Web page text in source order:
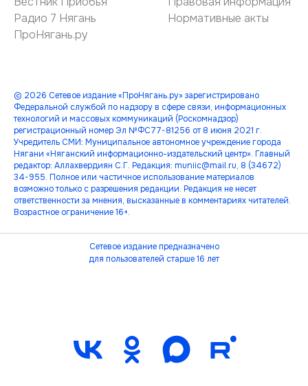
Радио 7 Нягань
ПроНягань.ру
Нормативные акты
© 2026 Сетевое издание «ПроНягань.ру» зарегистрировано
Федеральной службой по надзору в сфере связи, информационных
технологий и массовых коммуникаций (Роскомнадзор)
регистрационный номер Эл №ФС77-81256 от 8 июня 2021 г.
Учредитель СМИ: Муниципальное автономное учреждение города
Нягани «Няганский информационно-издательский центр». Главный
редактор: Аллахвердиян С.Г. Редакция: muniic@mail.ru, 8 (34672)
34-955. Полное или частичное использование материалов
возможно только с разрешения редакции. Редакция не несет
ответственности за мнения, высказанные в комментариях читателей.
Возрастное ограничение 16+.
Сетевое издание предназначено
для пользователей старше 16 лет